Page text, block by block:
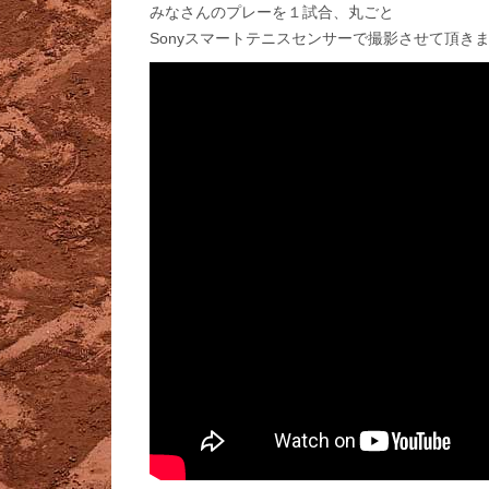
みなさんのプレーを１試合、丸ごと
Sonyスマートテニスセンサーで撮影させて頂き